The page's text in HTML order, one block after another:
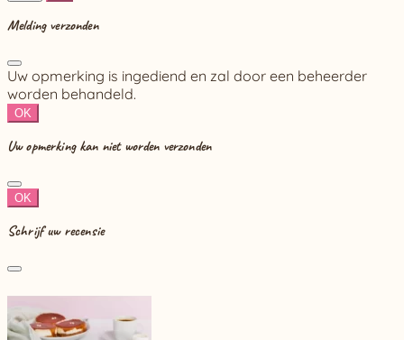
Melding verzonden
Uw opmerking is ingediend en zal door een beheerder
worden behandeld.
OK
Uw opmerking kan niet worden verzonden
OK
Schrijf uw recensie